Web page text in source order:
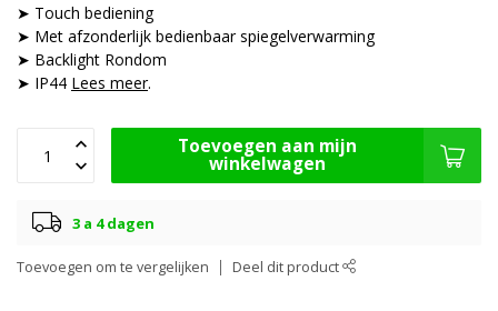
➤ Touch bediening
➤ Met afzonderlijk bedienbaar spiegelverwarming
➤ Backlight Rondom
➤ IP44 Lees meer.
Toevoegen aan mijn
winkelwagen
3 a 4 dagen
Toevoegen om te vergelijken Deel dit product